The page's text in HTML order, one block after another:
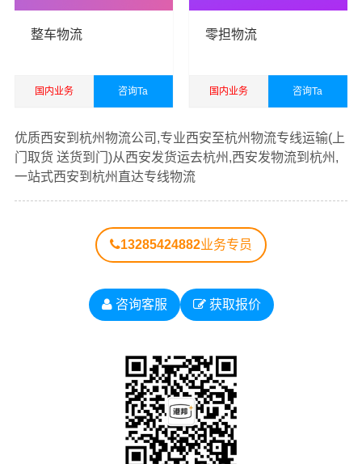
户的认可和口碑相传，如果您有意向选择我们，我们非常
多咨询，找到合适您的物流服务商。
优质西安到杭州物流公司 ，专业西安至杭州物流专线运输
（上门取货 送货到门）从西安发货运去杭州、西安发物流
到杭州，一站式西安到杭州直达专线物流
以下每条运输线路点击可查看详细说明
杭州物
流公司
宁波物
流公司
温州物
流公司
绍兴物
流公司
金华物
流公司
衢州物
流公司
西安到
丽水物
整车物流
国内业务 咨询Ta
零担物流
国内业务 咨询Ta
优质西安到杭州物流公司,专业西安至杭州物流专线运输(上
门取货 送货到门)从西安发货运去杭州,西安发物流到杭州,
一站式西安到杭州直达专线物流
13285424882业务专员
咨询客服 获取报价